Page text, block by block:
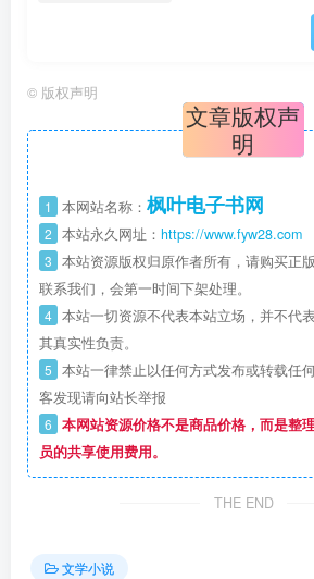
© 版权声明
文章版权声
明
1 本网站名称： 枫叶电子书网
2 本站永久网址： https://www.fyw28.com
3 本站资源版权归原作者所有，请购买正
联系我们，会第一时间下架处理。
4 本站一切资源不代表本站立场，并不代
其真实性负责。
5 本站一律禁止以任何方式发布或转载任
客发现请向站长举报
6 本网站资源价格不是商品价格，而是整
员的共享使用费用。
THE END
文学小说